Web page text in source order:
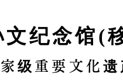
文纪念馆(
家级重要文化遗